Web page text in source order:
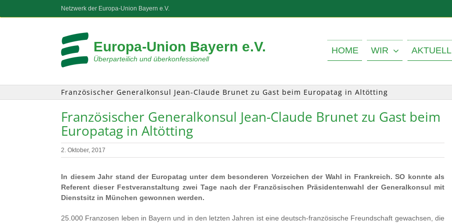
Netzwerk der Europa-Union Bayern e.V.
Europa-Union Bayern e.V.
Überparteilich und überkonfessionell
HOME WIR AKTUELL
Französischer Generalkonsul Jean-Claude Brunet zu Gast beim Europatag in Altötting
Französischer Generalkonsul Jean-Claude Brunet zu Gast beim
Europatag in Altötting
2. Oktober, 2017
In diesem Jahr stand der Europatag unter dem besonderen Vorzeichen der Wahl in Frankreich. SO konnte als
Referent dieser Festveranstaltung zwei Tage nach der Französischen Präsidentenwahl der Generalkonsul mit
Dienstsitz in München gewonnen werden.
25.000 Franzosen leben in Bayern und in den letzten Jahren ist eine deutsch-französische Freundschaft gewachsen, die